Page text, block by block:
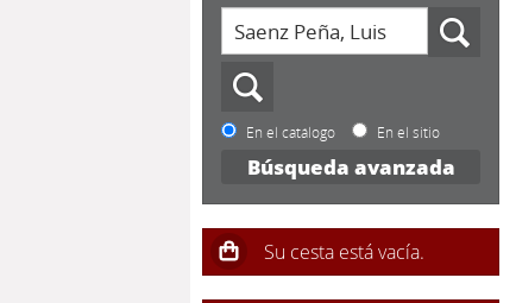
En el catálogo En el sitio
Búsqueda avanzada